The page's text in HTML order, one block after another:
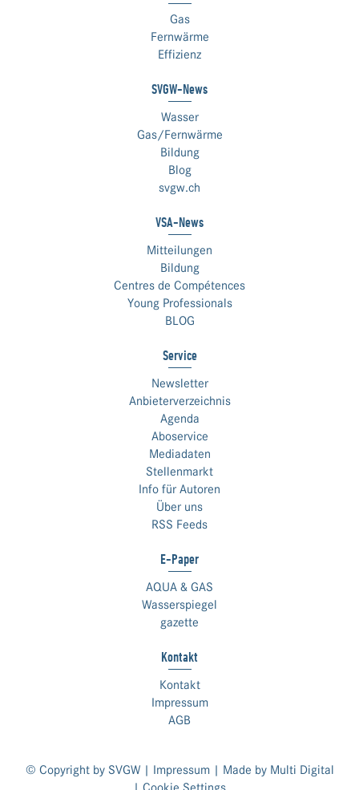
Gas
Fernwärme
Effizienz
SVGW-News
Wasser
Gas/Fernwärme
Bildung
Blog
svgw.ch
VSA-News
Mitteilungen
Bildung
Centres de Compétences
Young Professionals
BLOG
Service
Newsletter
Anbieterverzeichnis
Agenda
Aboservice
Mediadaten
Stellenmarkt
Info für Autoren
Über uns
RSS Feeds
E-Paper
AQUA & GAS
Wasserspiegel
gazette
Kontakt
Kontakt
Impressum
AGB
© Copyright by SVGW | Impressum| Made by Multi Digital